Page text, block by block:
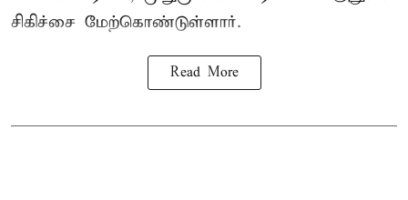
சிகிச்சை மேற்கொண்டுள்ளார்.
Read More